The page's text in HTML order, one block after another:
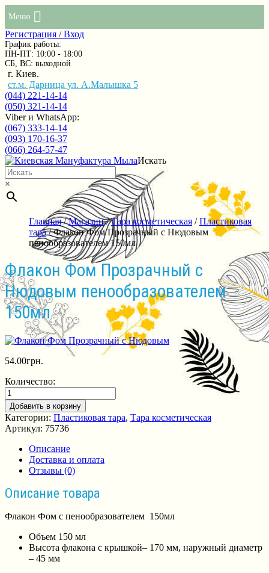
Меню
Регистрация / Вход
График работы:
ПН-ПТ: 10:00 - 18:00
СБ, ВС: выходной
г. Киев.
ст.м. Дарница ул. А.Малышка 5
(044) 221-14-14
(050) 321-14-14
Viber и WhatsApp:
(067) 333-14-14
(093) 170-16-37
(066) 264-57-47
Искать
×
Главная/Магазин/Тара косметическая /Пластиковая
тара/ Флакон Фом Прозрачный с Нюдовым
пенообразователем 150мл
Флакон Фом Прозрачный с
Нюдовым пенообразователем
150мл
54.00грн.
Количество:
Добавить в корзину
Категории: Пластиковая тара, Тара косметическая
Артикул: 75736
Описание
Доставка и оплата
Отзывы (0)
Описание товара
Флакон Фом с пенообразователем 150мл
Объем 150 мл
Высота флакона с крышкой– 170 мм, наружный диаметр
– 45 мм